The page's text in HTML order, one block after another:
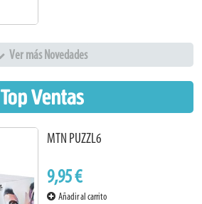
Ver más Novedades
Top Ventas
MTN PUZZL6
9,95 €
Añadir al carrito